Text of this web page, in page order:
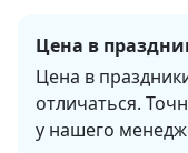
Цена в
Цена в
отличаться.
у нашего